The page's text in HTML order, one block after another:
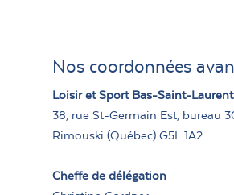
Nos coordonnées
Loisir et Sport Bas-Saint-Laurent
38, rue St-Germain Est, bureau
Rimouski (Québec) G5L 1A2
Cheffe de délégation